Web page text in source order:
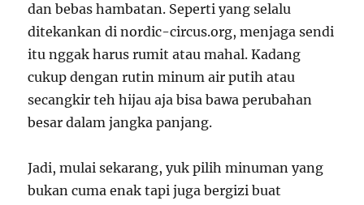
dan bebas hambatan. Seperti yang selalu
ditekankan di nordic-circus.org, menjaga sendi
itu nggak harus rumit atau mahal. Kadang
cukup dengan rutin minum air putih atau
secangkir teh hijau aja bisa bawa perubahan
besar dalam jangka panjang.
Jadi, mulai sekarang, yuk pilih minuman yang
bukan cuma enak tapi juga bergizi buat